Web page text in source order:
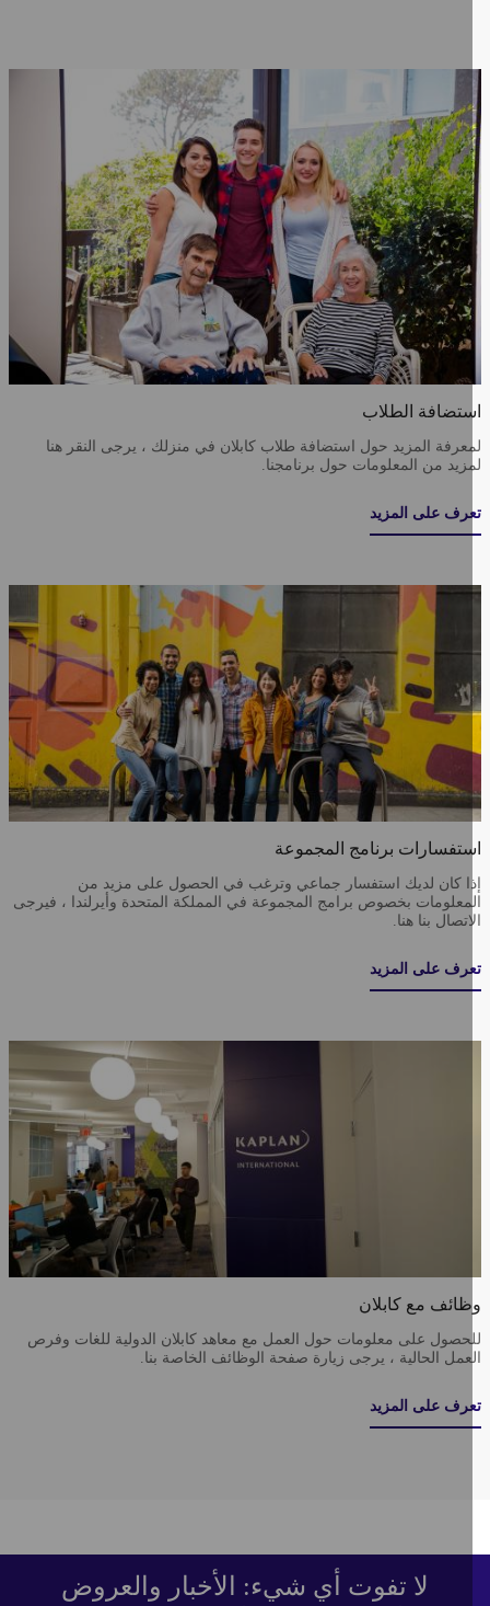
الطلاب
المزيد حول استضافة طلاب كابلان في منزلك ، يرجى النقر هنا
من المعلومات حول برنامجنا.
على المزيد
برنامج المجموعة
كان لديك استفسار جماعي وترغب في الحصول على مزيد من
بخصوص برامج المجموعة في المملكة المتحدة وأيرلندا ، فيرجى
بنا هنا.
على المزيد
مع كابلان
على معلومات حول العمل مع معاهد كابلان الدولية للغات وفرص
الحالية ، يرجى زيارة صفحة الوظائف الخاصة بنا.
على المزيد
لا تفوت أي شيء: الأخبار والعروض